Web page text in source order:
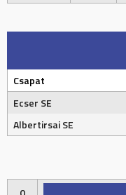
Csapat
Ecser SE
Albertirsai SE